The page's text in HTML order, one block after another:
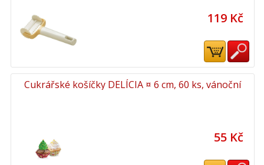
119 Kč
Cukrářské košíčky DELÍCIA ¤ 6 cm, 60 ks, vánoční
55 Kč